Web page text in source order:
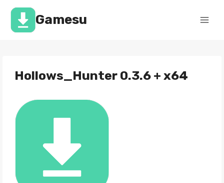
Перейти
содержимомуGamesu
Hollows_Hunter 0.3.6 + x64